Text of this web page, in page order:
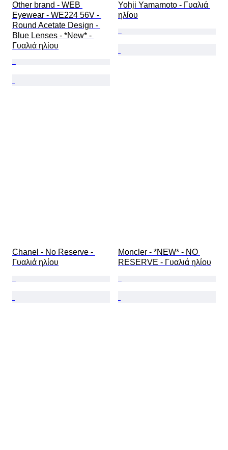
Other brand - WEB
Eyewear - WE224 56V -
Round Acetate Design -
Blue Lenses - *New* -
Γυαλιά ηλίου
Yohji Yamamoto - Γυαλιά
ηλίου
Chanel - No Reserve -
Γυαλιά ηλίου
Moncler - *NEW* - NO
RESERVE - Γυαλιά ηλίου